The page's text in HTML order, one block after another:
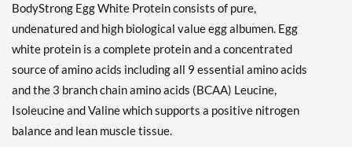
Unflavored 5 lbs
販売価格: ¥17659
ディスカウント％ 63%
カートに入れる »
Vanilla 5 lbs
販売価格: ¥16123
BodyStrong Egg White Protein consists of pure,
undenatured and high biological value egg albumen. Egg
white protein is a complete protein and a concentrated
source of amino acids including all 9 essential amino acids
and the 3 branch chain amino acids (BCAA) Leucine,
Isoleucine and Valine which supports a positive nitrogen
balance and lean muscle tissue.